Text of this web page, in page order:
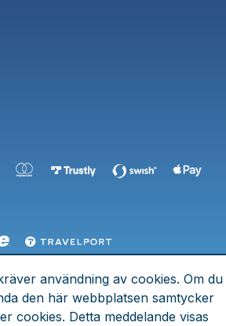
rättigheter förbehålls.
73 Älvsjö - Org.nummer:969758-2055
användning av cookies. Om du
den här webbplatsen samtycker
cookies. Detta meddelande visas